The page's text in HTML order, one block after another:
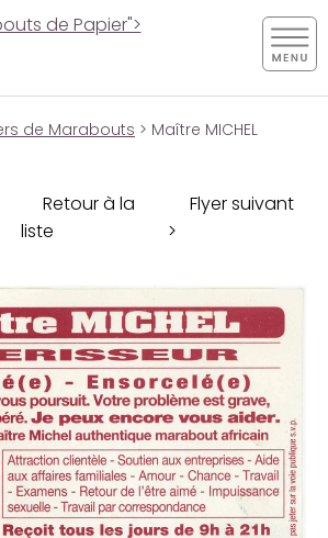
de Papier">
de Marabouts > Maître MICHEL
Retour à la
liste
Flyer suivant
>